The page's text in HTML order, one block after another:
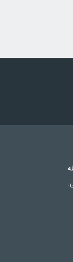
سابقه